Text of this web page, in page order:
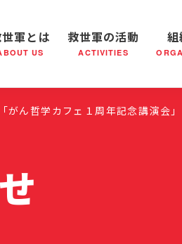
軍とは
US
が抱えている社会問題 救世軍
救世軍の活動
ACTIVITIES
救世軍の活動 社会鍋
組織概要
「がん哲学カフェ１周年記念講演会